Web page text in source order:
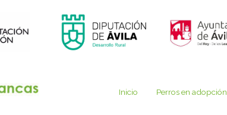
Inicio Perros en adopción